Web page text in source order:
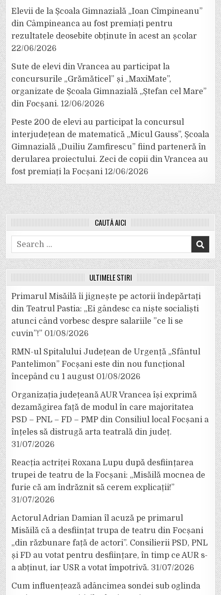
Elevii de la Școala Gimnazială „Ioan Cîmpineanu”
din Câmpineanca au fost premiați pentru
rezultatele deosebite obținute în acest an școlar
22/06/2026
Sute de elevi din Vrancea au participat la
concursurile „Grămăticel” și „MaxiMate”,
organizate de Școala Gimnazială „Ștefan cel Mare”
din Focșani. 12/06/2026
Peste 200 de elevi au participat la concursul
interjudețean de matematică „Micul Gauss”, Școala
Gimnazială „Duiliu Zamfirescu” fiind parteneră în
derularea proiectului. Zeci de copii din Vrancea au
fost premiați la Focșani 12/06/2026
CAUTĂ AICI
Search
for:
ULTIMELE ȘTIRI
Primarul Misăilă îi jignește pe actorii îndepărtați
din Teatrul Pastia: „Ei gândesc ca niște socialiști
atunci când vorbesc despre salariile ”ce li se
cuvin”!” 01/08/2026
RMN-ul Spitalului Județean de Urgență „Sfântul
Pantelimon” Focșani este din nou funcțional
începând cu 1 august 01/08/2026
Organizația județeană AUR Vrancea își exprimă
dezamăgirea față de modul în care majoritatea
PSD – PNL – FD – PMP din Consiliul local Focșani a
înțeles să distrugă arta teatrală din județ.
31/07/2026
Reacția actriței Roxana Lupu după desființarea
trupei de teatru de la Focșani: „Misăilă mocnea de
furie că am îndrăznit să cerem explicații!”
31/07/2026
Actorul Adrian Damian îl acuză pe primarul
Misăilă că a desființat trupa de teatru din Focșani
„din răzbunare față de actori”. Consilierii PSD, PNL
și FD au votat pentru desființare, în timp ce AUR s-
a abținut, iar USR a votat împotrivă. 31/07/2026
Cum influențează adâncimea sondei sub oglinda